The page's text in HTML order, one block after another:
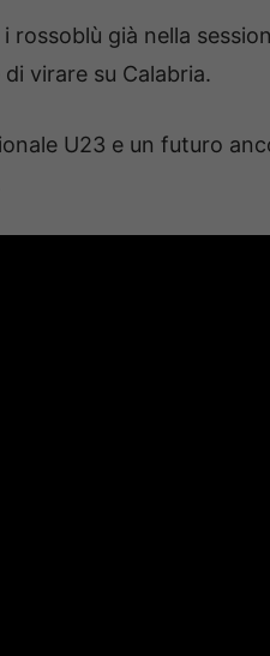
già nella
virare su Calabria.
U23 e un futuro